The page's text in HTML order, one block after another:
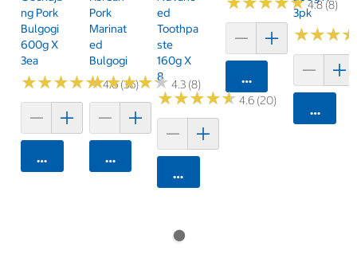
Ng Pork
Bulgogi
600g X
3ea
★★★★★
★★★★★4.6 (36)
카트에 담기
Pork
Marinat
Ed
Bulgogi
★★★★★
★★★★★ 4.3 (8)
카트에 담기
Ed
Toothpa
Ste
160g X
8
★★★★★
★★★★★4.6 (20)
카트에 담기
4.8 (8)
카트에 담기
3pk
★★★
★★★
카트에